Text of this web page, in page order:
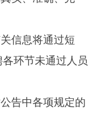
信息将通过短
环节未通过人员
告中各项规定的